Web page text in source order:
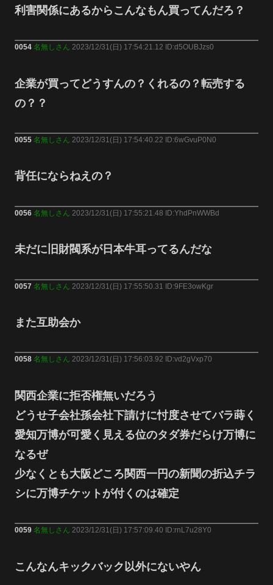
利害関係にあるからこんなもん買ってんだろ？
0054 名無しさん 2023/12/31(日) 17:54:21.12 ID:d5OUBJzs0
企業が買ってどうすんの？くれるの？転売する
の？？
0055 名無しさん 2023/12/31(日) 17:54:40.22 ID:6wGvuP0N0
背任にならねえの？
0056 名無しさん 2023/12/31(日) 17:55:21.48 ID:YhdPnWWBd
未だに旧財閥系が日本牛耳ってるんだな
0057 名無しさん 2023/12/31(日) 17:55:50.31 ID:9FE3owKgr
また互助会か
0058 名無しさん 2023/12/31(日) 17:56:03.92 ID:vd2gVxp70
関西企業に拒否権無いだろう
どうせ子会社孫会社下請けに忖度させてバラ蒔く
愛知万博が可愛く見える位のタダ券だらけ万博に
なるぜ
少なくとも大阪どころ関西一円の新聞の折込チラ
シに万博チケットが付くのは確定
0059 名無しさん 2023/12/31(日) 17:57:09.40 ID:rnL7u28Y0
こんなんキックバック以外にないやん